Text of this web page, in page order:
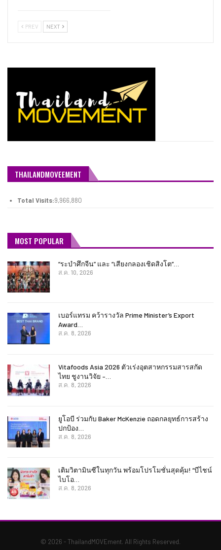
PREV NEXT
THAILANDMOVEEMENT
Total Visits:9,966,880
MOST POPULAR
“ระบำศึกจีน” และ “เสียงกลองเชิดสิงโต”…
ส.ค. 10, 2026
เบอร์แทรม คว้ารางวัล Prime Minister’s Export
Award…
ส.ค. 8, 2026
Vitafoods Asia 2026 ตัวเร่งอุตสาหกรรมสารสกัด
ไทย ชูงานวิจัย –…
ส.ค. 8, 2026
ยูโอบี ร่วมกับ Baker McKenzie ถอดกลยุทธ์การสร้าง
ปกป้อง…
ส.ค. 8, 2026
เติมวิตามินซีในทุกวัน พร้อมโปรโมชั่นสุดคุ้ม! “บีไชน์
ไบโอ…
ส.ค. 8, 2026
© 2026 - ThailandMOVEment. All Rights Reserved.